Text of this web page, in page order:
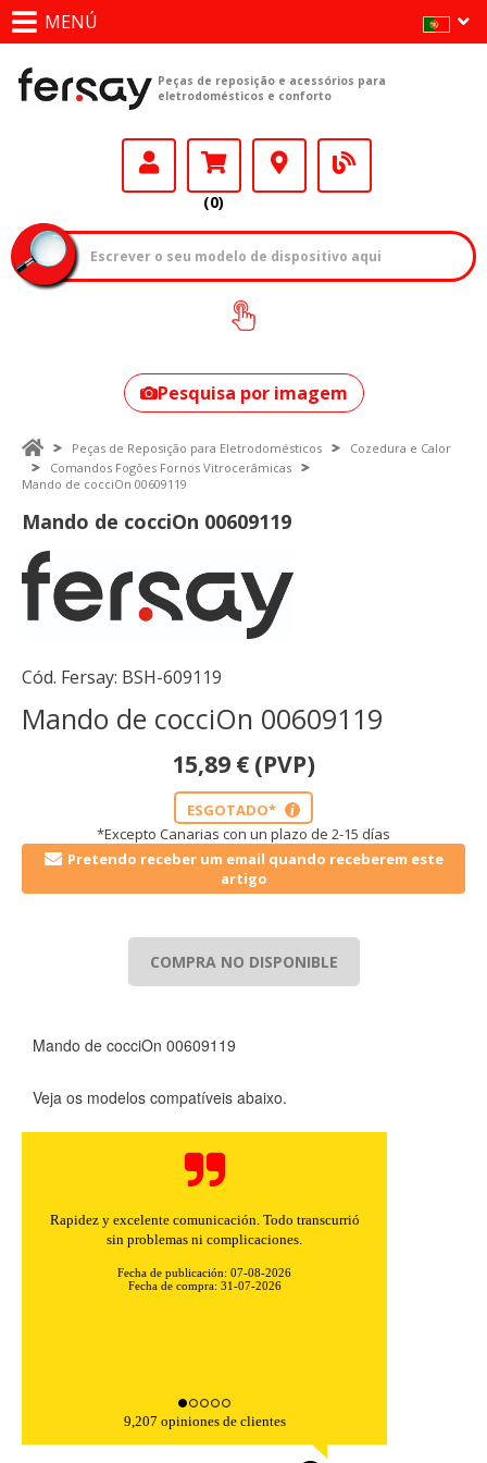
MENÚ
Peças de reposição e acessórios para
eletrodomésticos e conforto
(0)
Como encontrar
o seu modelo?
Pesquisa por imagem
Peças de Reposição para Eletrodomésticos
Cozedura e Calor
Comandos Fogões Fornos Vitrocerâmicas
Mando de cocciOn 00609119
Mando de cocciOn 00609119
Cód. Fersay: BSH-609119
Mando de cocciOn 00609119
15,89 € (PVP)
ESGOTADO* i
*Excepto Canarias con un plazo de 2-15 días
Pretendo receber um email quando receberem este
artigo
COMPRA NO DISPONIBLE
Mando de cocciOn 00609119
Veja os modelos compatíveis abaixo.
Rapidez y excelente comunicación. Todo transcurrió
sin problemas ni complicaciones.
Fecha de publicación: 07-08-2026
Fecha de compra: 31-07-2026
9,207 opiniones de clientes